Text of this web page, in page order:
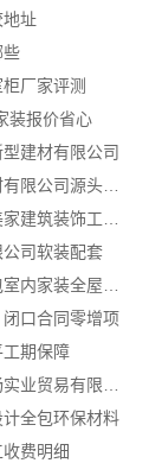
地址
些
厂家评测
装报价省心
建材有限公司
汝州家装精装优选，河南璟臻环保建材有限公司源头建材
司软装配套
口合同零增项
期保障
全包环保材料
费明细